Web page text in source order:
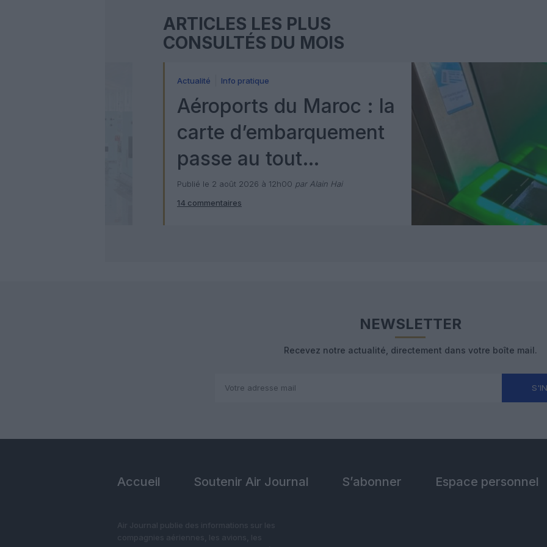
ARTICLES LES PLUS
CONSULTÉS DU MOIS
Actualité Info pratique
Aéroports du Maroc : la
carte d’embarquement
passe au tout
numérique avec Pax
Check
Publié le 2 août 2026 à 12h00 par Alain Hai
14 commentaires
NEWSLETTER
Recevez notre actualité, directement dans votre boîte mail.
Accueil Soutenir Air Journal S’abonner Espace personnel